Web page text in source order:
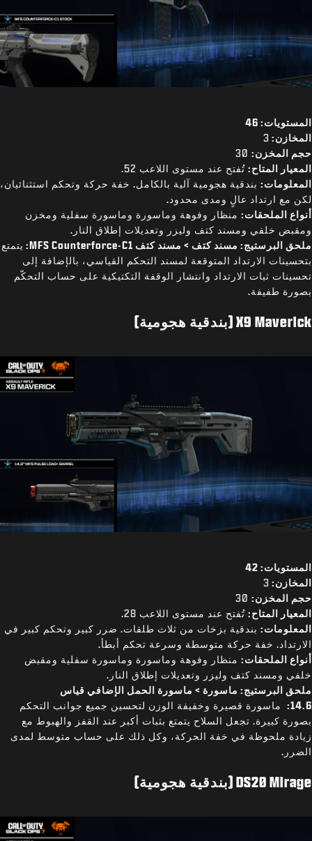
المستويات: 46
المخازن: 3
حجم المخزن:
المعيار المتاح: تُفتح عند مستوى اللاعب 52.
المعلومات: بندقية هجومية آلية بالكامل. خفة حركة وتحكم استثنائيان،
لكن مع ارتداد عالٍ ومدى محدود.
أنواع الملحقات: منظار وفوهة وماسورة وماسورة سفلية ومخزن
ومقبض خلفي ومسند كتف وليزر وتعديلات إطلاق النار.
ملحق البرستيج: مسند كتف > مسند كتف MFS Counterforce-C1:
يتمتع
بتحسينات الارتداد المتوقعة لمسند التحكم القياسي، بالإضافة إلى
تحسينات ثبات الارتداد وانتشار الوقفة التكتيكية على حساب التحكّم
بصورة طفيفة.
X9 Maverick (بندقية هجومية)
المستويات: 42
المخازن: 3
حجم المخزن:
المعيار المتاح: تُفتح عند مستوى اللاعب 28.
المعلومات: بندقية بزخات من ثلاث طلقات. ضرر كبير وتحكم كبير في
الارتداد. خفة حركة متوسطة وسرعة تحكم أبطأ.
أنواع الملحقات: منظار وفوهة وماسورة وماسورة سفلية ومقبض
خلفي ومسند كتف وليزر وتعديلات إطلاق النار.
ملحق البرستيج: ماسورة > ماسورة الحمل الإضافي قياس
14.6:
ماسورة قصيرة وخفيفة الوزن لتحسين جميع جوانب التحكم
بصورة كبيرة. تجعل السلاح يتمتع بثبات أكبر عند القفز والهبوط مع
زيادة ملحوظة في خفة الحركة، وكل ذلك على حساب متوسط لمدى
الضرر.
DS20 Mirage (بندقية هجومية)